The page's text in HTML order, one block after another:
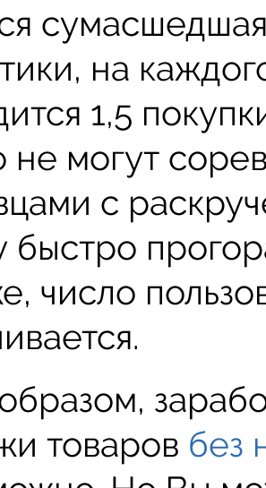
на
1,5
не могут
с
быстро
число
товаров без